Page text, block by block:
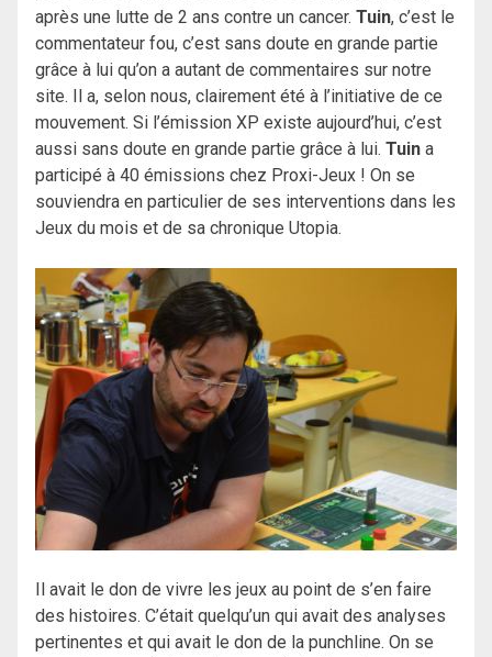
après une lutte de 2 ans contre un cancer. Tuin, c’est le
commentateur fou, c’est sans doute en grande partie
grâce à lui qu’on a autant de commentaires sur notre
site. Il a, selon nous, clairement été à l’initiative de ce
mouvement. Si l’émission XP existe aujourd’hui, c’est
aussi sans doute en grande partie grâce à lui. Tuin a
participé à 40 émissions chez Proxi-Jeux ! On se
souviendra en particulier de ses interventions dans les
Jeux du mois et de sa chronique Utopia.
Il avait le don de vivre les jeux au point de s’en faire
des histoires. C’était quelqu’un qui avait des analyses
pertinentes et qui avait le don de la punchline. On se